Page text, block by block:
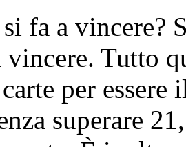
fa a vincere?
Tutto
per
superare